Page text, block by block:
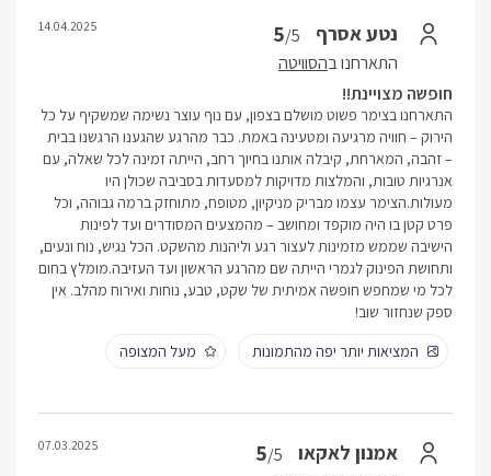
נטע אסרף 5/5
התארחנו בהסוויטה
14.04.2025
חופשה מצויינת!!
התארחנו בצימר פשוט מושלם בצפון, עם נוף עוצר נשימה שמשקיף על כל
הירוק – חוויה מרגיעה ומטעינה באמת. כבר מהרגע שהגענו הרגשנו בבית
– זהבה, המארחת, קיבלה אותנו בחיוך רחב, הייתה זמינה לכל שאלה, עם
אנרגיות טובות, והמלצות מדויקות למסעדות בסביבה שכולן היו
מעולות.הצימר עצמו מבריק מניקיון, מטופח, מתוחזק ברמה גבוהה, וכל
פרט קטן בו היה מוקפד ומחושב – מהמצעים המסודרים ועד לפינות
הישיבה שממש מזמינות לעצור רגע וליהנות מהשקט. הכל נגיש, נוח ונעים,
ותחושת הפינוק לגמרי הייתה שם מהרגע הראשון ועד העזיבה.מומלץ בחום
לכל מי שמחפש חופשה אמיתית של שקט, טבע, נוחות ואירוח מהלב. אין
ספק שנחזור שוב!
המציאות יותר יפה מהתמונות
מעל המצופה
אמנון לאקאו 5/5
07.03.2025